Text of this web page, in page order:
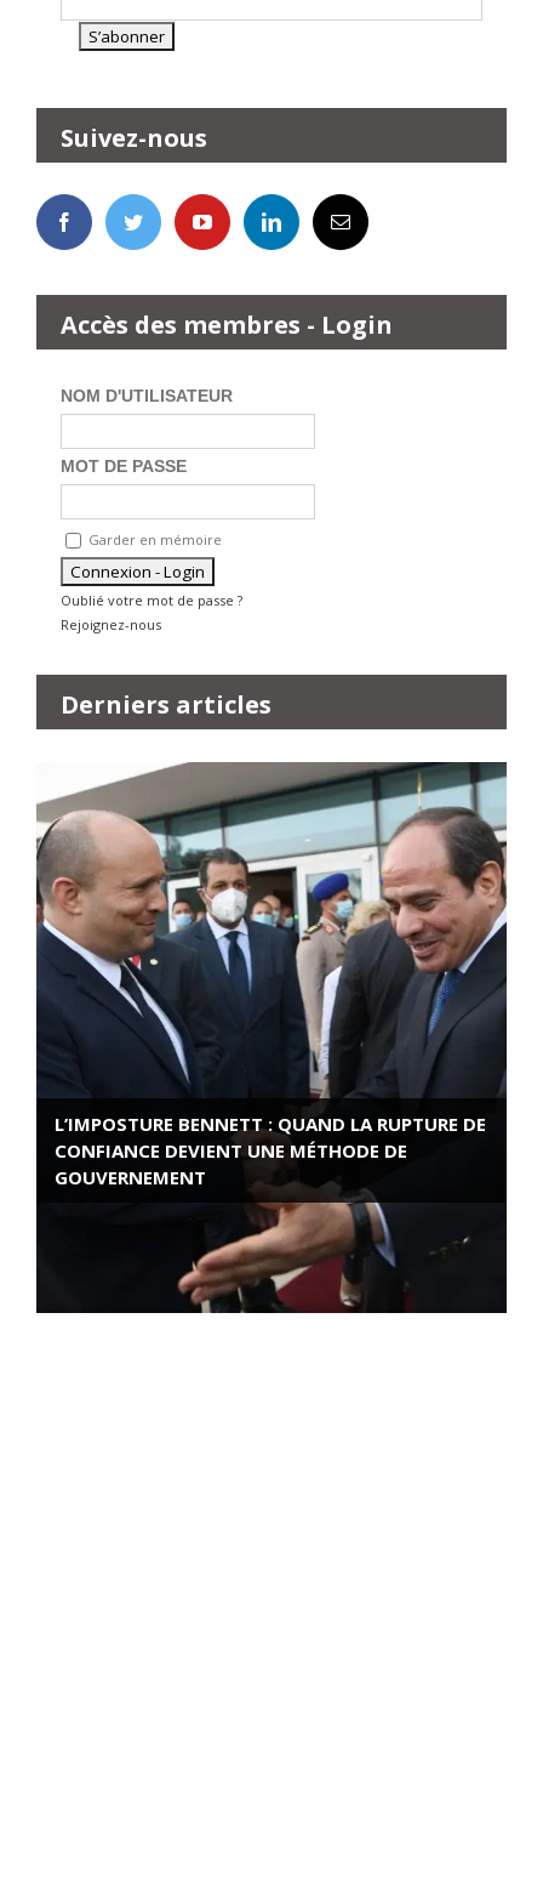
Suivez-nous
Accès des membres - Login
NOM D'UTILISATEUR
MOT DE PASSE
Garder en mémoire
Oublié votre mot de passe ?
Rejoignez-nous
Derniers articles
L’IMPOSTURE BENNETT : QUAND LA RUPTURE DE
CONFIANCE DEVIENT UNE MÉTHODE DE
GOUVERNEMENT
ROSE VALLAND, HEROÏNE DE LA RESISTANCE